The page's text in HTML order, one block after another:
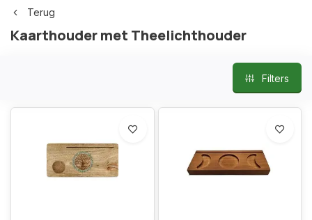
Terug
Kaarthouder met Theelichthouder
Filters